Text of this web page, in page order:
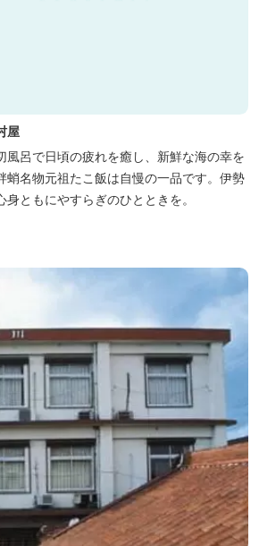
屋
風呂で日頃の疲れを癒し、新鮮な海の幸を
蛸名物元祖たこ飯は自慢の一品です。伊勢
ともにやすらぎのひとときを。